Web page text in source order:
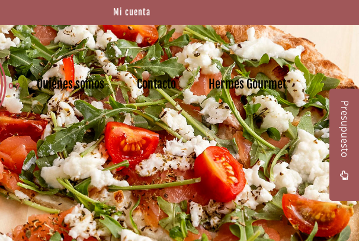
Mi cuenta
Quiénes somos Contacto Hermes Gourmet
Presupuesto